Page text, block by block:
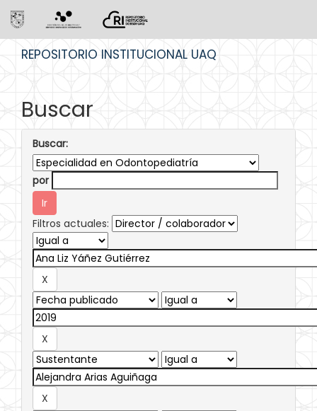
REPOSITORIO INSTITUCIONAL UAQ
Buscar
Buscar:
por
Filtros actuales: